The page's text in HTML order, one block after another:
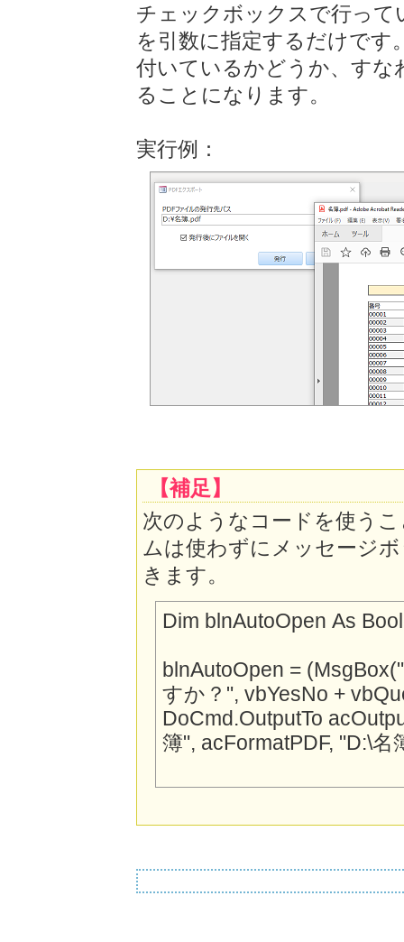
チェックボックスで行っ
を引数に指定するだけで
付いているかどうか、すな
ることになります。
実行例：
【補足】
次のようなコードを使う
ムは使わずにメッセージ
きます。
Dim blnAutoOpen As
blnAutoOpen =
すか？", vbYesNo +
DoCmd.OutputTo
簿", acFormatPDF, "D:\名